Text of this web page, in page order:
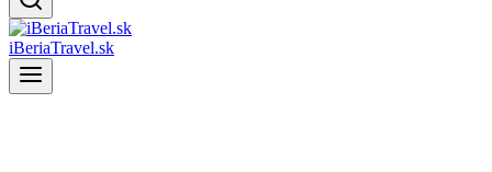
iBeriaTravel.sk